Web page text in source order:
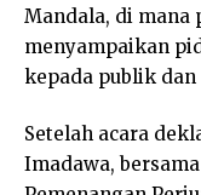
Mandala, di mana
menyampaikan
kepada publik
Setelah acara
Imadawa,